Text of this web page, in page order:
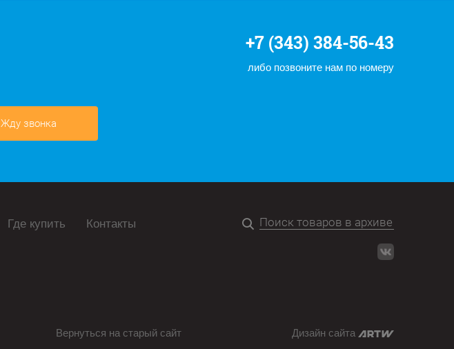
+7 (343) 384-56-43
либо позвоните нам по номеру
Жду звонка
Где купить Контакты
Вернуться на старый сайт Дизайн сайта